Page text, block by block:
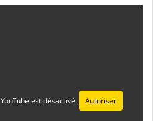
YouTube est désactivé. Autoriser